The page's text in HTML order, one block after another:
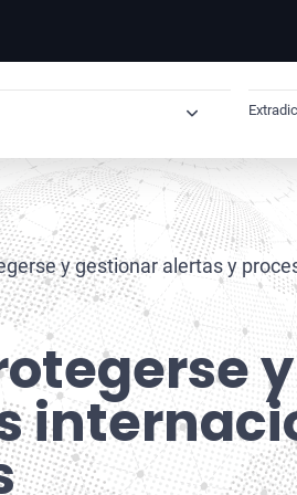
de Arresto
Humanos
OFAC
OFAC en Latinoamérica
de Activos
de Dinero
y gestionar alertas y